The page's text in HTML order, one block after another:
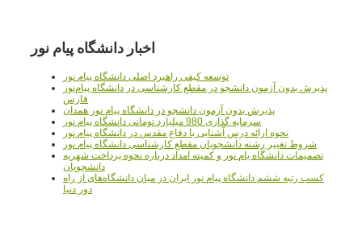
اخبار دانشگاه پیام نور
توسعه کیفی راهبرد اصلی دانشگاه پیام نور
پذیرش بدون آزمون دانشجو در مقطع کارشناسی در دانشگاه پیام‌نور
فارس
پذیرش بدون آزمون دانشجو در دانشگاه پیام نور همدان
سرمایه گذاری 980 میلیارد تومانی دانشگاه پیام نور
نحوه ارائه درس آشنایی با دفاع مقدس در دانشگاه پیام نور
شروط تغییر رشته دانشجویان مقطع کارشناسی دانشگاه پیام نور
تصمیمات دانشگاه یام نور و کمیته امداد درباره نحوه پرداخت شهریه
دانشجویان
کسب رتبه ششم دانشگاه پیام نور ایران در میان دانشگاه‌های از راه
دور دنیا